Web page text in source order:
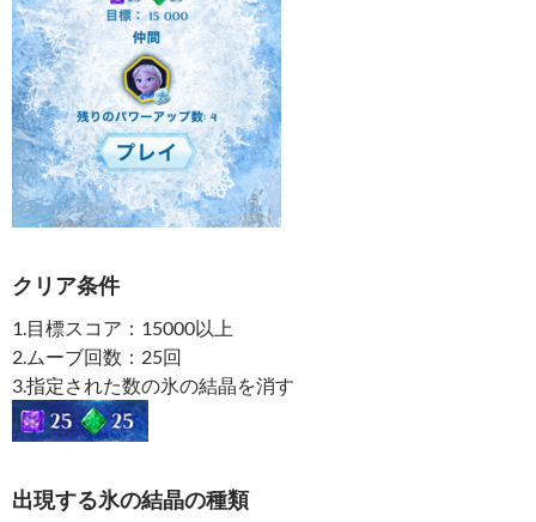
クリア条件
1.目標スコア：15000以上
2.ムーブ回数：25回
3.指定された数の氷の結晶を消す
出現する氷の結晶の種類